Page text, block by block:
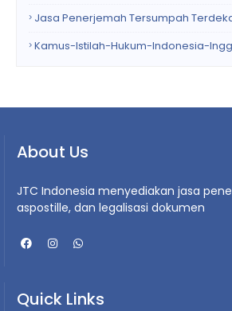
Jasa Penerjemah Tersumpah
Kamus-Istilah-Hukum-Indonesia-
About Us
JTC Indonesia menyediakan jasa
aspostille, dan legalisasi dokumen
Quick Links